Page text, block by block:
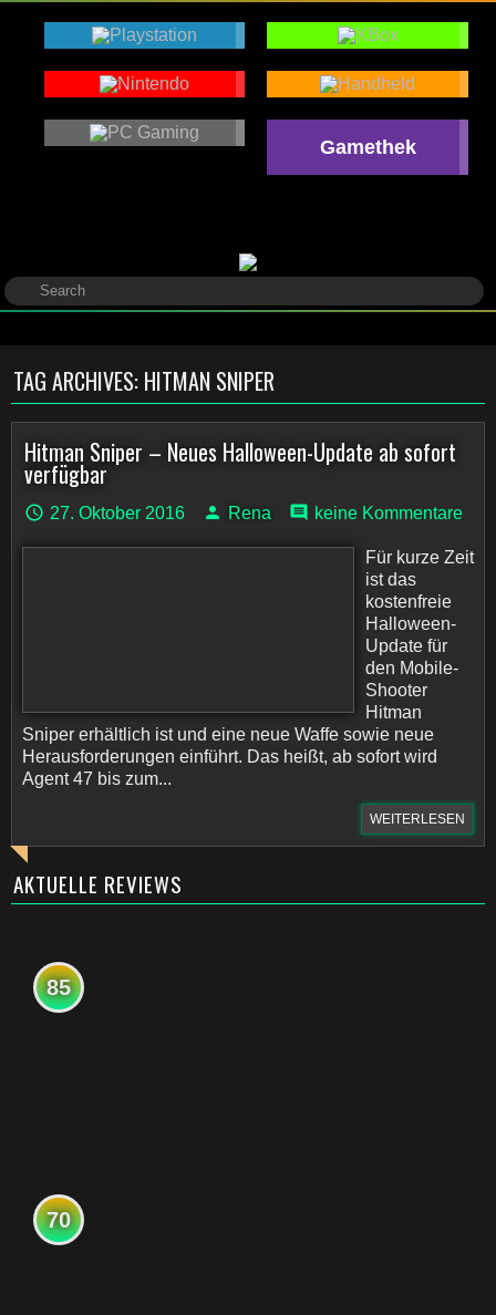
Gamethek
TAG ARCHIVES: HITMAN SNIPER
Hitman Sniper – Neues Halloween-Update ab sofort
verfügbar
27. Oktober 2016 Rena keine Kommentare
Für kurze Zeit
ist das
kostenfreie
Halloween-
Update für
den Mobile-
Shooter
Hitman
Sniper erhältlich ist und eine neue Waffe sowie neue
Herausforderungen einführt. Das heißt, ab sofort wird
Agent 47 bis zum...
WEITERLESEN
AKTUELLE REVIEWS
85
70